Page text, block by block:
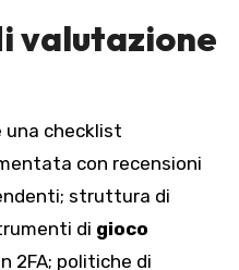
valutazione
una checklist
con recensioni
struttura di
di gioco
2FA; politiche di